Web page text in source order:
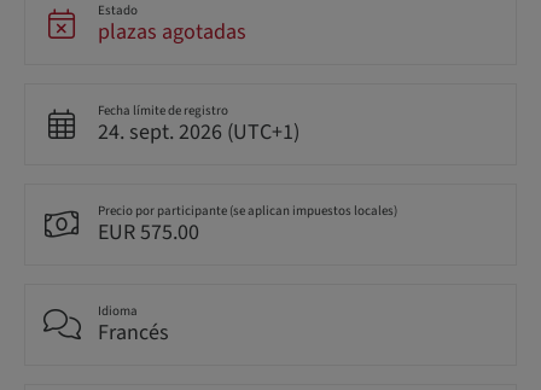
Estado
plazas agotadas
Fecha límite de registro
24. sept. 2026 (UTC+1)
Precio por participante (se aplican impuestos locales)
EUR 575.00
Idioma
Francés